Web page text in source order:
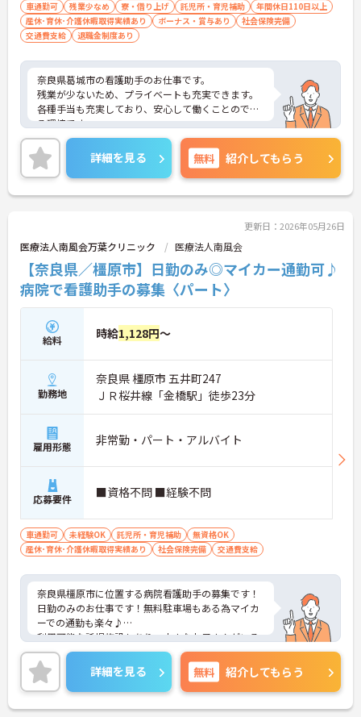
車通勤可 残業少なめ 寮・借り上げ 託児所・育児補助
年間休日110日以上
産休･育休･介護休暇取得実績あり
ボーナス・賞与あり
社会保険完備
交通費支給
退職金制度あり
奈良県葛城市の看護助手のお仕事です。
残業が少ないため、プライベートも充実できます。
各種手当も充実しており、安心して働くことのでき
る環境です。
ご興味のある方は、面接のポイントをお伝えいたし
ますので、お気軽にご相談下さい。
詳細を見る 無料 紹介してもらう
更新日：2026年05月26日
医療法人南風会万葉クリニック 医療法人南風会
【奈良県／橿原市】日勤のみ◎マイカー通勤可♪
病院で看護助手の募集〈パート〉
給料 時給1,128円～
勤務地
奈良県 橿原市 五井町247
ＪＲ桜井線「金橋駅」徒歩23分
雇用形態 非常勤・パート・アルバイト
応募要件 ■資格不問 ■経験不問
車通勤可 未経験OK 託児所・育児補助
無資格OK
産休･育休･介護休暇取得実績あり
社会保険完備 交通費支給
奈良県橿原市に位置する病院看護助手の募集です！
日勤のみのお仕事です！無料駐車場もある為マイカ
ーでの通勤も楽々♪
利用可能な託児施設もあり、小さなお子さんがいる
方でも安心して働くことができる環境です！現場経
験のない方でもチャレンジできる職場で、しっかり
としたフォロー体制で、経験に関わらず安心してス
タートできます。
こちらの求人にご興味がございましたら面接のポイ
詳細を見る 無料 紹介してもらう